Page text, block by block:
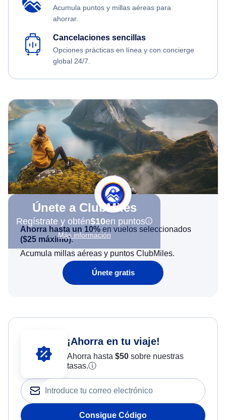
Acumula puntos y millas aéreas para
ahorrar.
Cancelaciones sencillas
Opciones prácticas en línea y con concierge
global 24/7.
Únete a ClubMiles
Regístrate y obtén$10en puntos
Más información
Ahorra hasta un 10% en vuelos seleccionados
($25 máximo).
Acumula millas aéreas y puntos ClubMiles.
Únete gratis
¡Ahorra en tu viaje!
Ahorra hasta $50sobre nuestras
tasas.ⓘ
Consigue Código